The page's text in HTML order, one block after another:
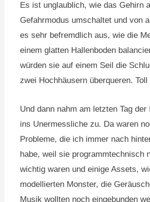
Es ist unglaublich, wie das Gehirn
Gefahrmodus umschaltet und von
es sehr befremdlich aus, wie die
einem glatten Hallenboden
würden sie auf einem Seil die
zwei Hochhäusern überqueren. Toll
Und dann nahm am letzten Tag
ins Unermessliche zu. Da waren
Probleme, die ich immer nach
habe, weil sie programmtechnisch
wichtig waren und einige Assets,
modellierten Monster, die
Musik wollten noch eingebunden